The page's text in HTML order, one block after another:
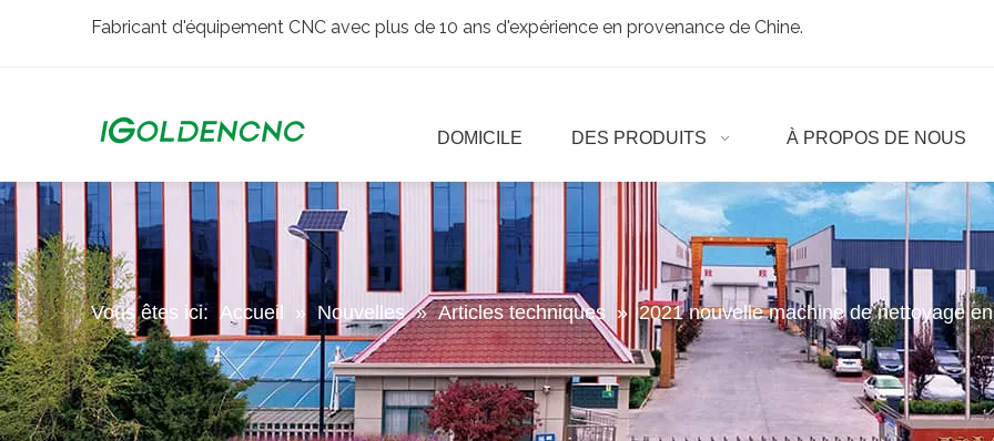
Fabricant d'équipement CNC avec plus de 10 ans d'expérience en provenance de Chine.
DOMICILE DES PRODUITS À PROPOS DE NOUS
Vous êtes ici: Accueil » Nouvelles » Articles techniques » 2021 nouvelle machine de nettoyage